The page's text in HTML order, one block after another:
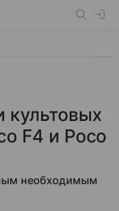
культовых
F4 и Poco
необходимым